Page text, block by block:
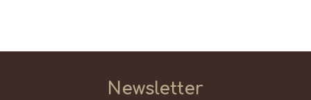
Newsletter